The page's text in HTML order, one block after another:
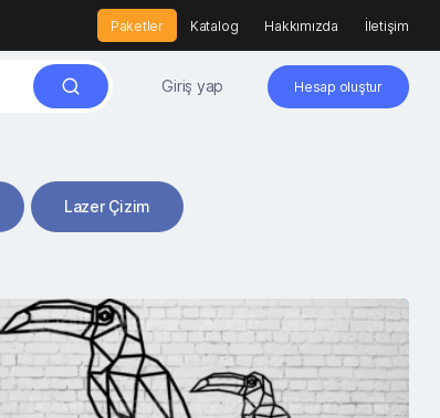
Paketler Katalog Hakkımızda İletişim
Giriş yap Hesap oluştur
Lazer Çizim